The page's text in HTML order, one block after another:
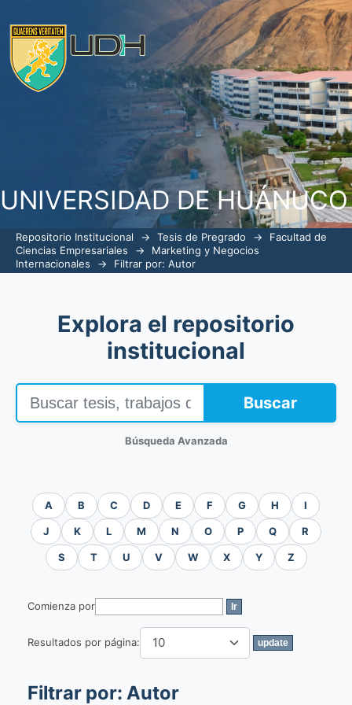
UNIVERSIDAD DE HUÁNUCO
Repositorio Institucional → Tesis de Pregrado →
Facultad de
Ciencias Empresariales
→
Marketing y Negocios
Internacionales
→ Filtrar por: Autor
Explora el repositorio
institucional
Buscar
Búsqueda Avanzada
A B C D E F G H I
J K L M N O P Q R
S T U V W X Y Z
Comienza por
Resultados por página:
Filtrar por: Autor